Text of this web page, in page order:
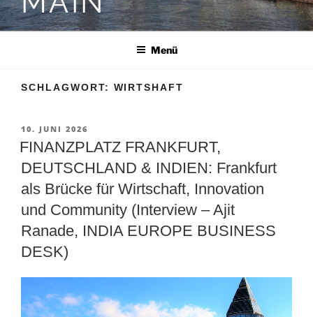
Menü
SCHLAGWORT: WIRTSHAFT
VERÖFFENTLICHT
AM
10. JUNI 2026
FINANZPLATZ FRANKFURT,
DEUTSCHLAND & INDIEN: Frankfurt
als Brücke für Wirtschaft, Innovation
und Community (Interview – Ajit
Ranade, INDIA EUROPE BUSINESS
DESK)